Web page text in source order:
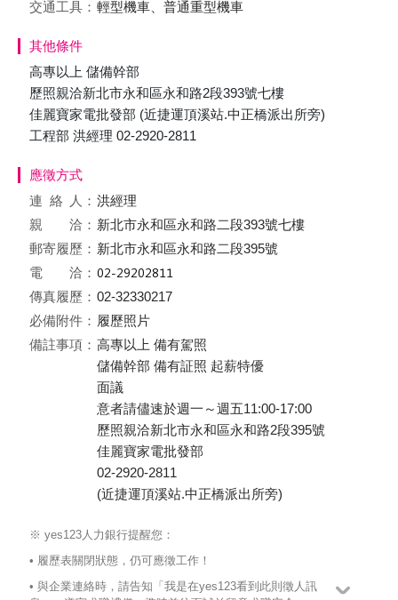
交通工具： 輕型機車、普通重型機車
其他條件
高專以上 儲備幹部
歷照親洽新北市永和區永和路2段393號七樓
佳麗寶家電批發部 (近捷運頂溪站.中正橋派出所旁)
工程部 洪經理 02-2920-2811
應徵方式
連絡
人： 洪經理
親 洽： 新北市永和區永和路二段393號七樓
郵寄履歷： 新北市永和區永和路二段395號
電 洽：
傳真履歷： 02-32330217
必備附件： 履歷照片
備註事項： 高專以上 備有駕照
儲備幹部 備有証照 起薪特優
面議
意者請儘速於週一～週五11:00-17:00
歷照親洽新北市永和區永和路2段395號
佳麗寶家電批發部
02-2920-2811
(近捷運頂溪站.中正橋派出所旁)
※ yes123人力銀行提醒您：
• 履歷表關閉狀態，仍可應徵工作！
• 與企業連絡時，請告知「我是在yes123看到此則徵人訊